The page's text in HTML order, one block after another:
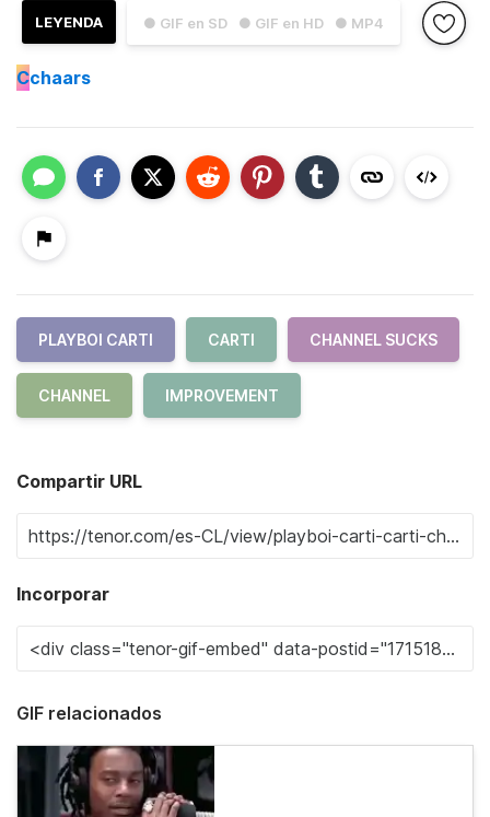
● GIF en SD ● GIF en HD ● MP4
LEYENDA
Cchaars
PLAYBOI CARTI CARTI CHANNEL SUCKS
CHANNEL IMPROVEMENT
Compartir URL
Incorporar
GIF relacionados